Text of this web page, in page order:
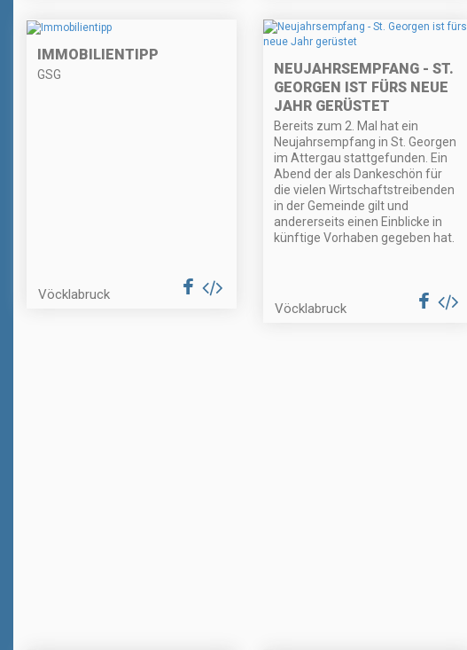
IMMOBILIENTIPP
GSG
Vöcklabruck
NEUJAHRSEMPFANG - ST.
GEORGEN IST FÜRS NEUE
JAHR GERÜSTET
Bereits zum 2. Mal hat ein
Neujahrsempfang in St. Georgen
im Attergau stattgefunden. Ein
Abend der als Dankeschön für
die vielen Wirtschaftstreibenden
in der Gemeinde gilt und
andererseits einen Einblicke in
künftige Vorhaben gegeben hat.
Vöcklabruck